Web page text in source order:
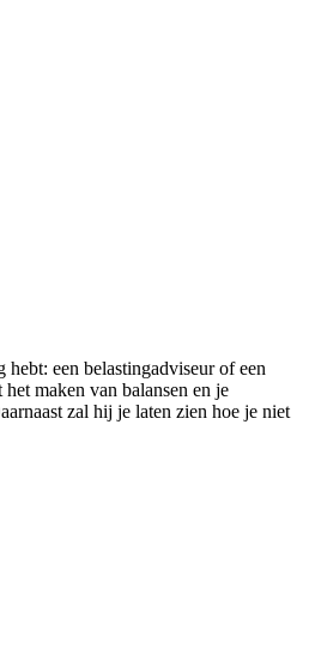
een belastingadviseur of een
maken van balansen en je
zal hij je laten zien hoe je niet